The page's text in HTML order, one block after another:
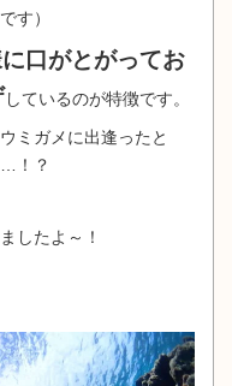
す）
口がとがってお
しているのが特徴です。
ミガメに出逢ったと
！？
したよ～！